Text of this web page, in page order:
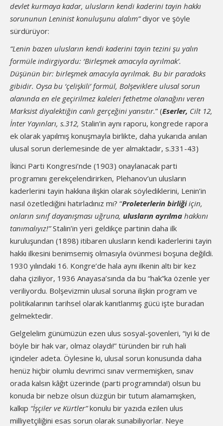
devlet kurmaya kadar, ulusların kendi kaderini tayin hakkı
sorununun Leninist konuluşunu alalım”diyor ve şöyle
sürdürüyor:
“Lenin bazen ulusların kendi kaderini tayin tezini şu yalın
formüle indirgiyordu: ‘Birleşmek amacıyla ayrılmak’.
Düşünün bir: birleşmek amacıyla ayrılmak. Bu bir paradoks
gibidir. Oysa bu ‘çelişkili’ formül, Bolşeviklere ulusal sorun
alanında en ele geçirilmez kaleleri fethetme olanağını veren
Marksist diyalektiğin canlı gerçeğini yansıtır.” (Eserler, Cilt 12,
İnter Yayınları, s.312, Stalin’in aynı raporu, kongrede rapora
ek olarak yapılmış konuşmayla birlikte, daha yukarıda anılan
ulusal sorun derlemesinde de yer almaktadır, s.331-43)
İkinci Parti Kongresi’nde (1903) onaylanacak parti
programını gerekçelendirirken, Plehanov’un ulusların
kaderlerini tayin hakkına ilişkin olarak söylediklerini, Lenin’in
nasıl özetlediğini hatırladınız mı? “Proleterlerin birliğiiçin,
onların sınıf dayanışması uğruna, ulusların ayrılma hakkını
tanımalıyız!”Stalin’in yeri geldikçe partinin daha ilk
kuruluşundan (1898) itibaren ulusların kendi kaderlerini tayin
hakkı ilkesini benimsemiş olmasıyla övünmesi boşuna değildi.
1930 yılındaki 16. Kongre’de hala aynı ilkenin altı bir kez
daha çiziliyor, 1936 Anayasa’sında da bu “hak”ka özenle yer
veriliyordu. Bolşevizmin ulusal soruna ilişkin program ve
politikalarının tarihsel olarak kanıtlanmış gücü işte buradan
gelmektedir.
Gelgelelim günümüzün ezen ulus sosyal-şovenleri, “iyi ki de
böyle bir hak var, olmaz olaydı!” türünden bir ruh hali
içindeler adeta. Öylesine ki, ulusal sorun konusunda daha
henüz hiçbir olumlu devrimci sınav vermemişken, sınav
orada kalsın kâğıt üzerinde (parti programında!) olsun bu
konuda bir nebze olsun düzgün bir tutum alamamışken,
kalkıp “İşçiler ve Kürtler”konulu bir yazıda ezilen ulus
milliyetçiliğini esas sorun olarak sunabiliyorlar. Neye